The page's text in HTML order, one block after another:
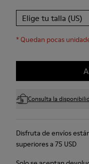
Elige tu talla (US)
*Quedan pocas
Consulta la
Disfruta de envíos
superiores a 75 USD